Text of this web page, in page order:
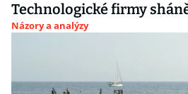
Technologické firmy
Názory a analýzy